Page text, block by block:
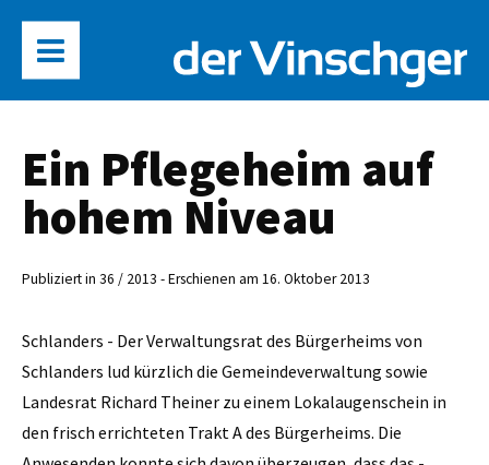
Ein Pflegeheim auf
hohem Niveau
Publiziert in 36 / 2013 - Erschienen am 16. Oktober 2013
Schlanders - Der Verwaltungsrat des Bürgerheims von
Schlanders lud kürzlich die Gemeindeverwaltung sowie
Landesrat Richard Theiner zu einem Lokalaugenschein in
den frisch errichteten Trakt A des Bürgerheims. Die